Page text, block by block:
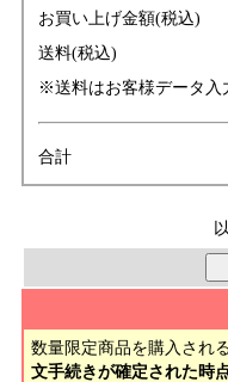
お買い上げ金額(税込)
送料(税込)
※送料はお客様データ入
合計
数量限定商品を購入され
文手続きが確定された時